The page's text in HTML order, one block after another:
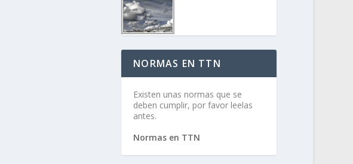
NORMAS EN TTN
Existen unas normas que se
deben cumplir, por favor leelas
antes.
Normas en TTN